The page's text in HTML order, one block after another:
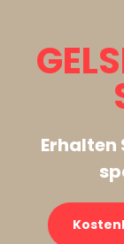
Erhalten